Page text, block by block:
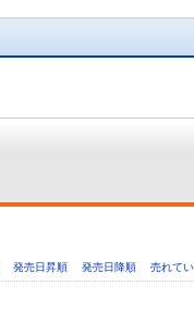
発売日昇順 発売日降順 売れて